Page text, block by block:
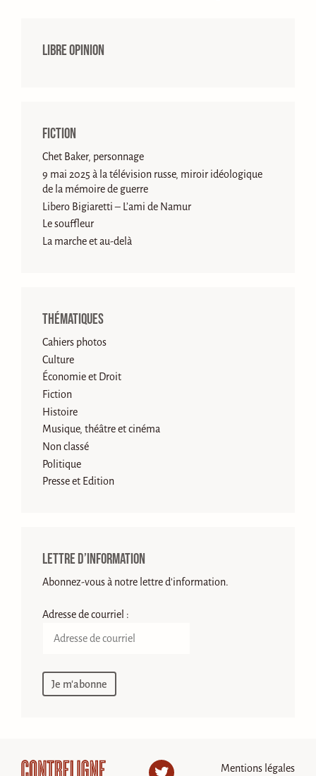
Libre opinion
Fiction
Chet Baker, personnage
9 mai 2025 à la télévision russe, miroir idéologique
de la mémoire de guerre
Libero Bigiaretti – L’ami de Namur
Le souffleur
La marche et au-delà
Thématiques
Cahiers photos
Culture
Économie et Droit
Fiction
Histoire
Musique, théâtre et cinéma
Non classé
Politique
Presse et Edition
Lettre d’information
Abonnez-vous à notre lettre d'information.
Adresse de courriel :
Twitter Mentions légales